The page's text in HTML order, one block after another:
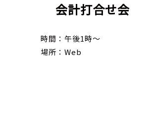
会計打合せ会
時間：午後1時～
場所：Web